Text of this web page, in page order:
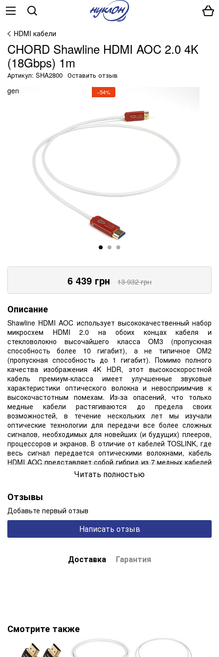
HDMI кабели
CHORD Shawline HDMI AOC 2.0 4K
(18Gbps) 1m
Артикул: SHA2800 Оставить отзыв
genContainerUniqueId() ?> −54%
6 439 грн 13 932грн
Описание
Shawline HDMI AOC использует высококачественный набор
микросхем HDMI 2.0 на обоих концах кабеля и
стекловолокно высочайшего класса OM3 (пропускная
способность более 10 гигабит), а не типичное OM2
(пропускная способность до 1 гигабит). Помимо полного
качества изображения 4K HDR, этот высокоскоростной
кабель премиум-класса имеет улучшенные звуковые
характеристики оптического волокна и невосприимчив к
высокочастотным помехам. Из-за опасений, что только
медные кабели растягиваются до предела своих
возможностей, в течение нескольких лет мы изучали
оптические технологии для передачи все более сложных
сигналов, необходимых для новейших (и будущих) плееров,
процессоров и экранов. В отличие от кабелей TOSLINK, где
весь сигнал передается оптическими волокнами, кабель
HDMI AOC представляет собой гибрид из 7 медных кабелей
и 4 оптических волокон. Преимущество оптического
волокна в том, что оно не улавливает ВЧ-шум. Чего нельзя
в сочетании с более длинной длиной кабеля означает, что
шум ВЧ на земле сигнала неизбежен. Несмотря на то, что
это цифровой "оптический" кабель, мы должны обеспечить
полную защиту медных кабелей от внешнего
высокочастотного шума, поэтому под внешней оболочкой из
алюминиевой фольги.
Читать полностью
Отзывы
Добавьте первый отзыв
Написать отзыв
Доставка Гарантия
Смотрите также